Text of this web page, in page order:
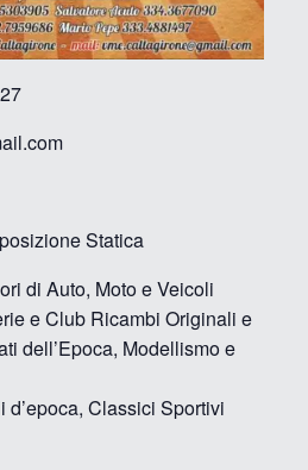
Statica
di Auto, Moto e Veicoli
e Club Ricambi Originali e
dell’Epoca, Modellismo e
Classici Sportivi